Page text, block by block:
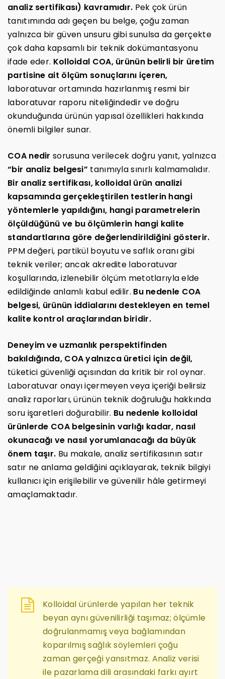
analiz sertifikası) kavramıdır. Pek çok ürün
tanıtımında adı geçen bu belge, çoğu zaman
yalnızca bir güven unsuru gibi sunulsa da gerçekte
çok daha kapsamlı bir teknik dokümantasyonu
ifade eder. Kolloidal COA, ürünün belirli bir üretim
partisine ait ölçüm sonuçlarını içeren,
laboratuvar ortamında hazırlanmış resmi bir
laboratuvar raporu niteliğindedir ve doğru
okunduğunda ürünün yapısal özellikleri hakkında
önemli bilgiler sunar.
COA nedir sorusuna verilecek doğru yanıt, yalnızca
“bir analiz belgesi” tanımıyla sınırlı kalmamalıdır.
Bir analiz sertifikası, kolloidal ürün analizi
kapsamında gerçekleştirilen testlerin hangi
yöntemlerle yapıldığını, hangi parametrelerin
ölçüldüğünü ve bu ölçümlerin hangi kalite
standartlarına göre değerlendirildiğini gösterir.
PPM değeri, partikül boyutu ve saflık oranı gibi
teknik veriler; ancak akredite laboratuvar
koşullarında, izlenebilir ölçüm metotlarıyla elde
edildiğinde anlamlı kabul edilir. Bu nedenle COA
belgesi, ürünün iddialarını destekleyen en temel
kalite kontrol araçlarından biridir.
Deneyim ve uzmanlık perspektifinden
bakıldığında, COA yalnızca üretici için değil,
tüketici güvenliği açısından da kritik bir rol oynar.
Laboratuvar onayı içermeyen veya içeriği belirsiz
analiz raporları, ürünün teknik doğruluğu hakkında
soru işaretleri doğurabilir. Bu nedenle kolloidal
ürünlerde COA belgesinin varlığı kadar, nasıl
okunacağı ve nasıl yorumlanacağı da büyük
önem taşır. Bu makale, analiz sertifikasının satır
satır ne anlama geldiğini açıklayarak, teknik bilgiyi
kullanıcı için erişilebilir ve güvenilir hâle getirmeyi
amaçlamaktadır.
Kolloidal ürünlerde yapılan her teknik
beyan aynı güvenilirliği taşımaz; ölçümle
doğrulanmamış veya bağlamından
koparılmış sağlık söylemleri çoğu
zaman gerçeği yansıtmaz. Analiz verisi
ile pazarlama dili arasındaki farkı ayırt